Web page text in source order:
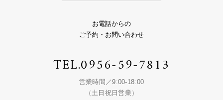
お電話からの
ご予約・お問い合わせ
TEL.0956-59-7813
営業時間／9:00-18:00
（土日祝日営業）